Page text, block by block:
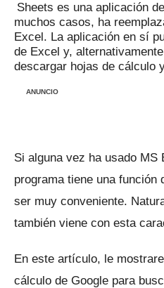
Sheets es una aplicación
muchos casos, ha
Excel. La aplicación en sí
de Excel y,
descargar hojas de cálculo
ANUNCIO
Si alguna vez ha usado MS
programa tiene una función
ser muy conveniente.
también viene con esta
En este artículo, le
cálculo de Google para